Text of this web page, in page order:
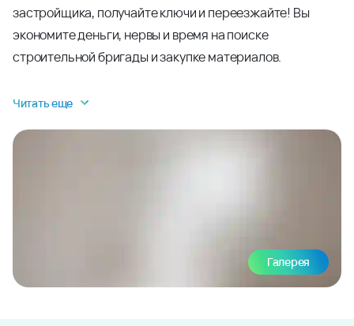
застройщика, получайте ключи и переезжайте! Вы
экономите деньги, нервы и время на поиске
строительной бригады и закупке материалов.
Читать еще
Галерея